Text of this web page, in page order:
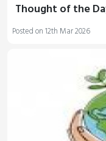
Thought of the
Posted on 12th Mar 2026